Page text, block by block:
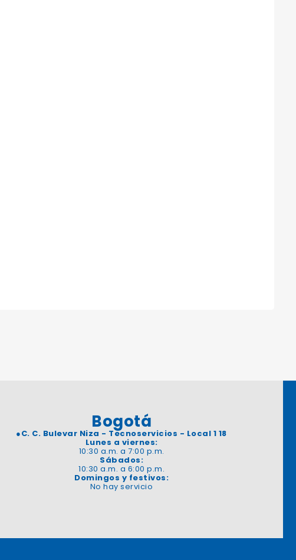
Bogotá
●C. C. Bulevar Niza - Tecnoservicios - Local 1 18
Lunes a viernes:
10:30 a.m. a 7:00 p.m.
Sábados:
10:30 a.m. a 6:00 p.m.
Domingos y festivos:
No hay servicio